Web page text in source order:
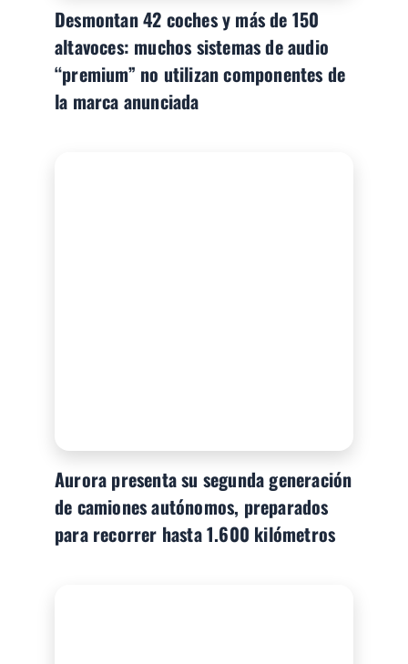
Desmontan 42 coches y más de 150
altavoces: muchos sistemas de audio
“premium” no utilizan componentes de
la marca anunciada
Aurora presenta su segunda generación
de camiones autónomos, preparados
para recorrer hasta 1.600 kilómetros